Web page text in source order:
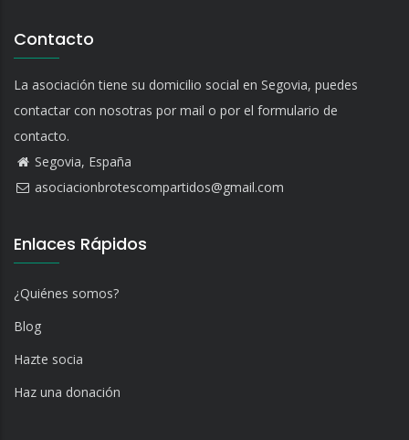
Contacto
La asociación tiene su domicilio social en Segovia, puedes
contactar con nosotras por mail o por el formulario de
contacto.
Segovia, España
asociacionbrotescompartidos@gmail.com
Enlaces Rápidos
¿Quiénes somos?
Blog
Hazte socia
Haz una donación